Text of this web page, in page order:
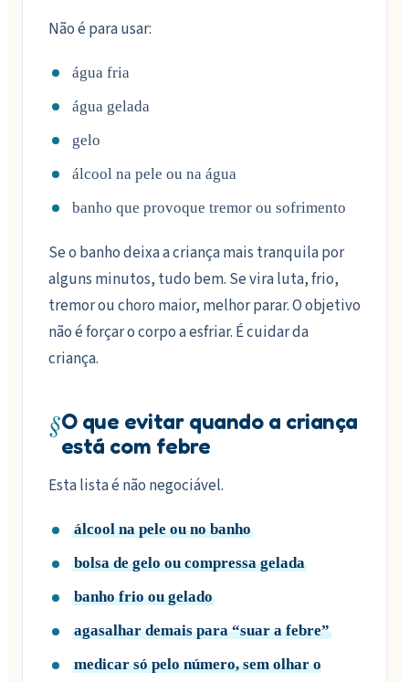
Não é para usar:
água fria
água gelada
gelo
álcool na pele ou na água
banho que provoque tremor ou sofrimento
Se o banho deixa a criança mais tranquila por
alguns minutos, tudo bem. Se vira luta, frio,
tremor ou choro maior, melhor parar. O objetivo
não é forçar o corpo a esfriar. É cuidar da
criança.
§O que evitar quando a criança
está com febre
Esta lista é não negociável.
álcool na pele ou no banho
bolsa de gelo ou compressa gelada
banho frio ou gelado
agasalhar demais para “suar a febre”
medicar só pelo número, sem olhar o